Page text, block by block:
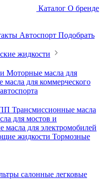
Каталог О бренде
Автоспорт Подобрать
жидкости
Моторные масла для
для коммерческого
Трансмиссионные масла
для мостов и
масла для электромобилей
жидкости Тормозные
салонные легковые